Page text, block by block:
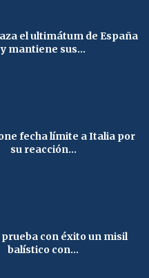
el ultimátum de España
y mantiene sus...
fecha límite a Italia por
su reacción...
con éxito un misil
balístico con...